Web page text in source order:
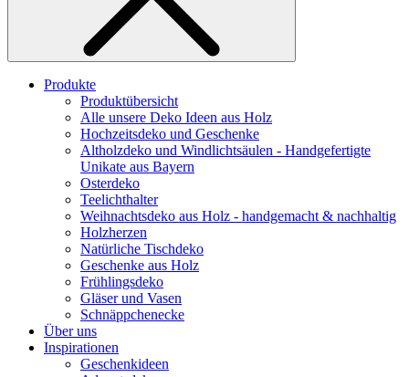
Produkte
Produktübersicht
Alle unsere Deko Ideen aus Holz
Hochzeitsdeko und Geschenke
Altholzdeko und Windlichtsäulen - Handgefertigte
Unikate aus Bayern
Osterdeko
Teelichthalter
Weihnachts­deko aus Holz - handgemacht & nachhaltig
Holzherzen
Natürliche Tischdeko
Geschenke aus Holz
Frühlingsdeko
Gläser und Vasen
Schnäppchenecke
Über uns
Inspirationen
Geschenkideen